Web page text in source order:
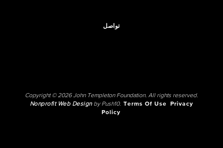
تواصل
Copyright © 2026 John Templeton Foundation. All rights reserved.
Nonprofit Web Designby Push10. Terms Of Use
Privacy
Policy